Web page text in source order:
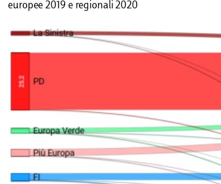
europee 2019 e regionali 2020